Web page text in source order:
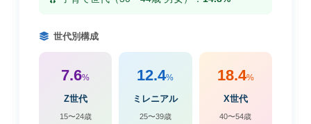
世代別構成
7.6%
Z世代
15〜24歳
12.4%
ミレニアル
25〜39歳
18.4%
X世代
40〜54歳